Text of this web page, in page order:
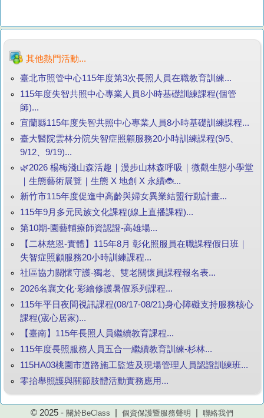
其他熱門活動...
臺北市照管中心115年度第3次長照人員在職教育訓練...
115年度失智共照中心專業人員8小時基礎訓練課程(個管
師)...
宜蘭縣115年度失智共照中心專業人員8小時基礎訓練課程...
臺大醫院雲林分院失智症照顧服務20小時訓練課程(9/5、
9/12、9/19)...
🌿2026 楊梅淺山森活趣｜漫步山林森呼吸｜微觀生態小學堂
｜生態藝術展覽｜生態 X 地創 X 永續🐞...
新竹市115年度促進中高齡與婦女異業結盟行動計畫...
115年9月多元民族文化課程(線上直播課程)...
第10期-園藝輔療師資認證-高雄場...
【二林慈恩-實體】115年8月 彰化照服員在職課程假日班｜
失智症照顧服務20小時訓練課程...
社區協力關懷守護-獨老、雙老關懷員課程報名表...
2026名襄文化·彩繪修護暑假系列課程...
115年平日夜間視訊課程(08/17-08/21)身心障礙支持服務核心
課程(宬心居家)...
【臺南】115年長照人員繼續教育課程...
115年度長照服務人員五合一繼續教育訓練-杉林...
115HA03桃園市道路施工監造及現場管理人員認證訓練班...
零抬舉照護與關節肢體活動實務應用...
© 2025 - 關於BeClass 個資保護暨服務聲明 聯絡我們